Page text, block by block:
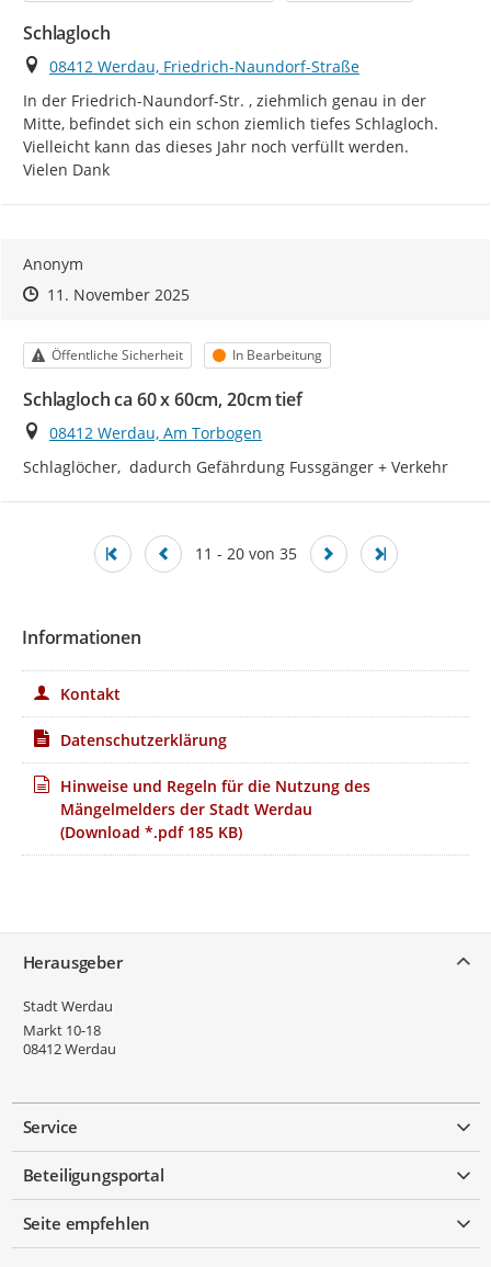
Schlagloch
Ort
08412 Werdau, Friedrich-Naundorf-Straße
In der Friedrich-Naundorf-Str. , ziehmlich genau in der
Mitte, befindet sich ein schon ziemlich tiefes Schlagloch.
Vielleicht kann das dieses Jahr noch verfüllt werden.
Vielen Dank
Anonym
Zeitpunkt des Erstellens
Zeitpunkt des Erstellens
11. November 2025Zur Äußerung
Kategorie
Öffentliche Sicherheit Status
In Bearbeitung
Schlagloch ca 60 x 60cm, 20cm tief
Ort
08412 Werdau, Am Torbogen
Schlaglöcher,  dadurch Gefährdung Fussgänger + Verkehr
11 - 20 von 35
Informationen
Kontakt
Datenschutzerklärung
Hinweise und Regeln für die Nutzung des
Mängelmelders der Stadt Werdau
(Download *.pdf 185 KB)
Herausgeber
Stadt Werdau
Markt 10-18
08412Werdau
Service
Beteiligungsportal
Seite empfehlen